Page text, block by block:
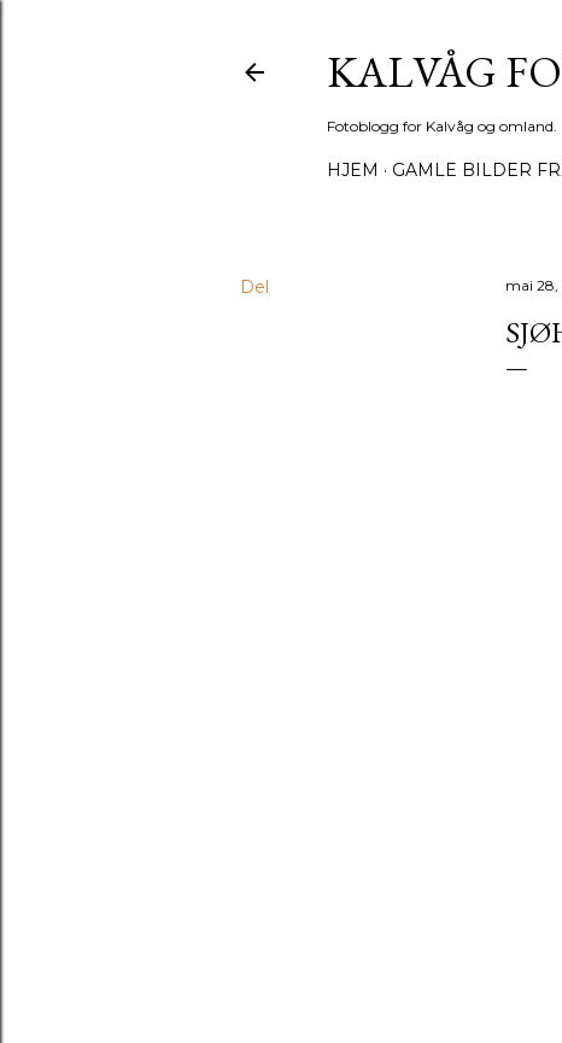
KALVÅG
Fotoblogg for Kalvåg og omland.
HJEM GAMLE BILDER
Del mai 28,